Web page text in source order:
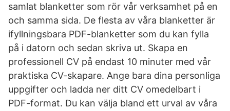
samlat blanketter som rör vår verksamhet på en
och samma sida. De flesta av våra blanketter är
ifyllningsbara PDF-blanketter som du kan fylla
på i datorn och sedan skriva ut. Skapa en
professionell CV på endast 10 minuter med vår
praktiska CV-skapare. Ange bara dina personliga
uppgifter och ladda ner ditt CV omedelbart i
PDF-format. Du kan välja bland ett urval av våra